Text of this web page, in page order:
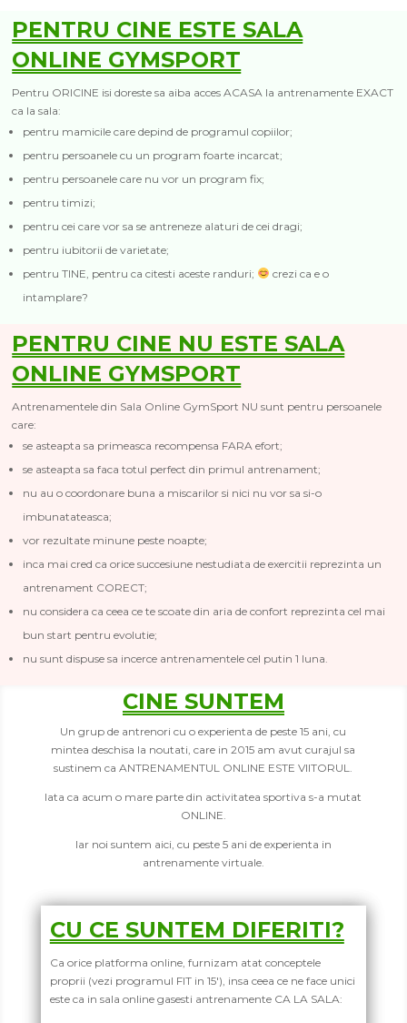
PENTRU CINE ESTE SALA
ONLINE GYMSPORT
Pentru ORICINE isi doreste sa aiba acces ACASA la antrenamente EXACT
ca la sala:
pentru mamicile care depind de programul copiilor;
pentru persoanele cu un program foarte incarcat;
pentru persoanele care nu vor un program fix;
pentru timizi;
pentru cei care vor sa se antreneze alaturi de cei dragi;
pentru iubitorii de varietate;
pentru TINE, pentru ca citesti aceste randuri;
crezi ca e o
intamplare?
PENTRU CINE NU ESTE SALA
ONLINE GYMSPORT
Antrenamentele din Sala Online GymSport NU sunt pentru persoanele
care:
se asteapta sa primeasca recompensa FARA efort;
se asteapta sa faca totul perfect din primul antrenament;
nu au o coordonare buna a miscarilor si nici nu vor sa si-o
imbunatateasca;
vor rezultate minune peste noapte;
inca mai cred ca orice succesiune nestudiata de exercitii reprezinta un
antrenament CORECT;
nu considera ca ceea ce te scoate din aria de confort reprezinta cel mai
bun start pentru evolutie;
nu sunt dispuse sa incerce antrenamentele cel putin 1 luna.
CINE SUNTEM
Un grup de antrenori cu o experienta de peste 15 ani, cu
mintea deschisa la noutati, care in 2015 am avut curajul sa
sustinem ca ANTRENAMENTUL ONLINE ESTE VIITORUL.
Iata ca acum o mare parte din activitatea sportiva s-a mutat
ONLINE.
Iar noi suntem aici, cu peste 5 ani de experienta in
antrenamente virtuale.
CU CE SUNTEM DIFERITI?
Ca orice platforma online, furnizam atat conceptele
proprii (vezi programul FIT in 15′), insa ceea ce ne face unici
este ca in sala online gasesti antrenamente CA LA SALA: